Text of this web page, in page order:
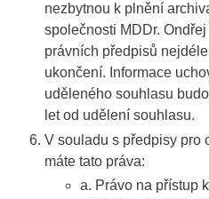
nezbytnou k plnění
společnosti MDDr.
právních předpisů
ukončení. Informace
uděleného souhlasu
let od udělení souhlasu.
V souladu s předpisy pro
máte tato práva:
a. Právo na přístup